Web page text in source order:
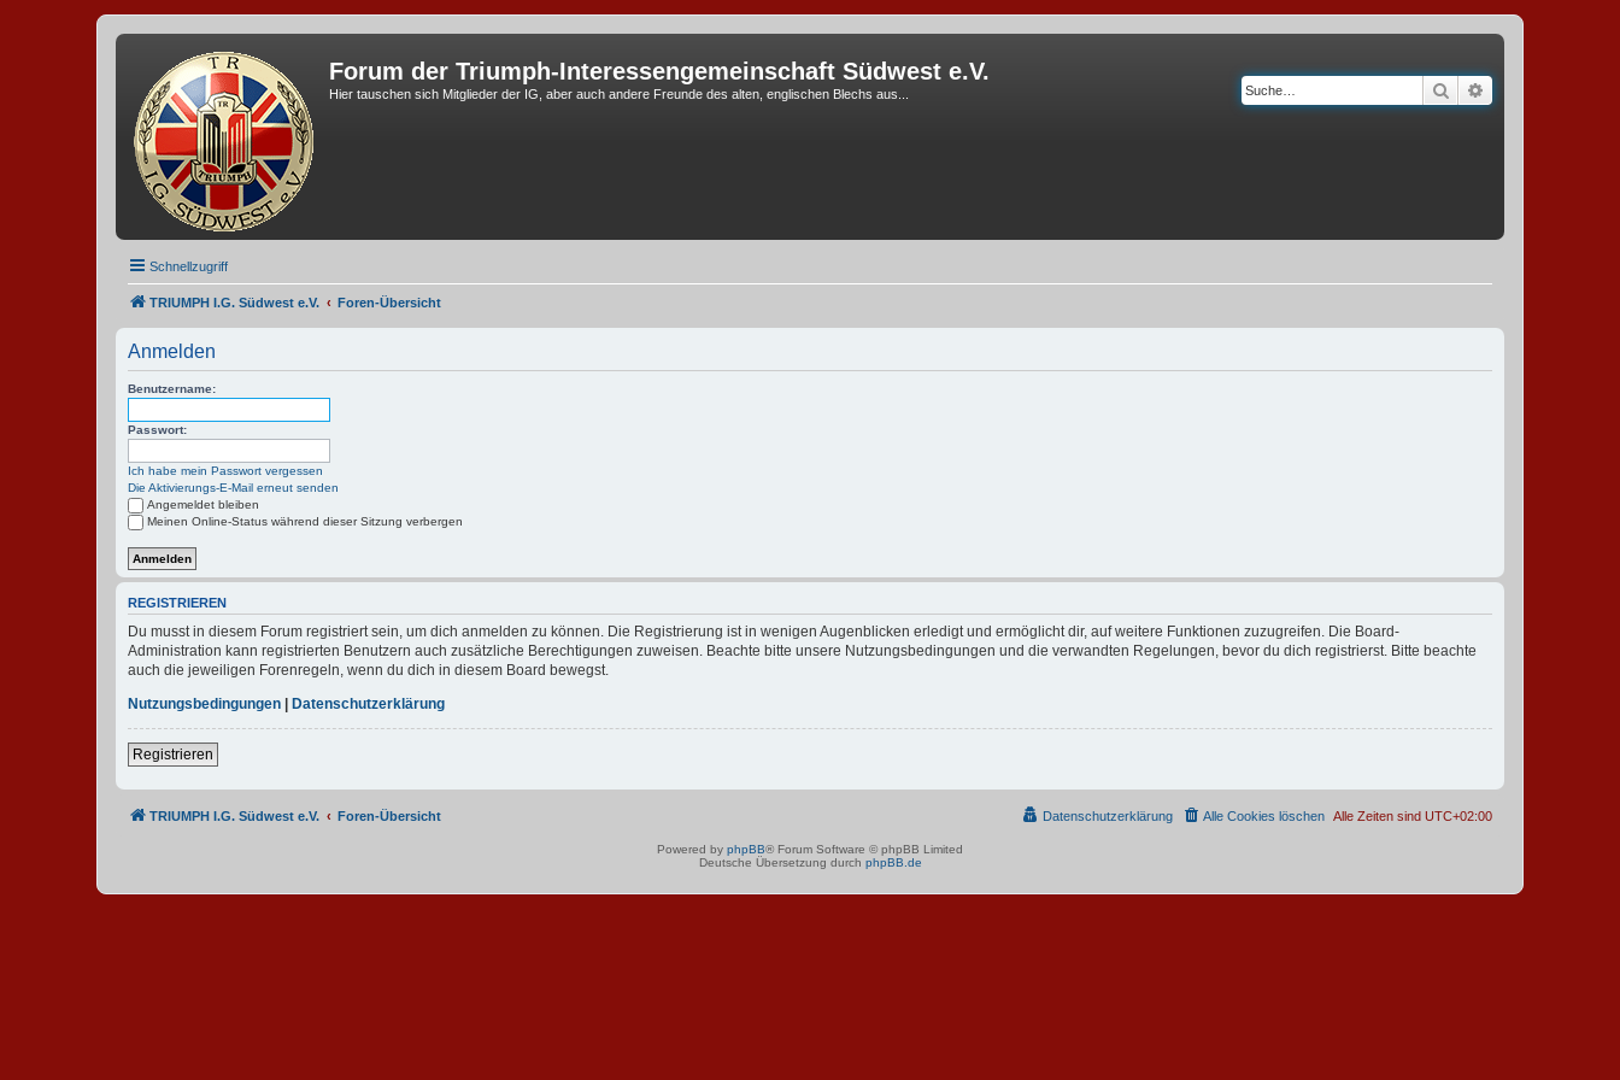
Forum der Triumph-Interessengemeinschaft Südwest e.V.
Hier tauschen sich Mitglieder der IG, aber auch andere Freunde des alten, englischen Blechs aus... Suche
Schnellzugriff
TRIUMPH I.G. Südwest e.V. Foren-Übersicht
Anmelden
Benutzername:
Passwort:
Ich habe mein Passwort vergessen
Die Aktivierungs-E-Mail erneut senden
Angemeldet bleiben
Meinen Online-Status während dieser Sitzung verbergen
REGISTRIEREN
Du musst in diesem Forum registriert sein, um dich anmelden zu können. Die Registrierung ist in wenigen Augenblicken erledigt und ermöglicht dir, auf weitere Funktionen zuzugreifen. Die Board-
Administration kann registrierten Benutzern auch zusätzliche Berechtigungen zuweisen. Beachte bitte unsere Nutzungsbedingungen und die verwandten Regelungen, bevor du dich registrierst. Bitte beachte
auch die jeweiligen Forenregeln, wenn du dich in diesem Board bewegst.
Nutzungsbedingungen | Datenschutzerklärung
Registrieren
TRIUMPH I.G. Südwest e.V. Foren-Übersicht Alle Zeiten sind UTC+02:00
Alle Cookies löschen
Datenschutzerklärung
Powered by phpBB® Forum Software © phpBB Limited
Deutsche Übersetzung durch phpBB.de